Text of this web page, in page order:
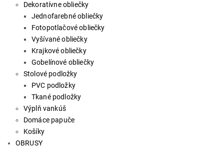
Dekoratívne obliečky
Jednofarebné obliečky
Fotopotlačové obliečky
Vyšívané obliečky
Krajkové obliečky
Gobelínové obliečky
Stolové podložky
PVC podložky
Tkané podložky
Výplň vankúš
Domáce papuče
Košíky
OBRUSY